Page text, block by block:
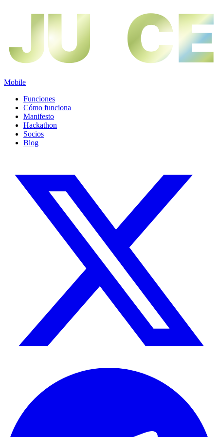
JU CE
JU CE
Mobile
Funciones
Cómo funciona
Manifesto
Hackathon
Socios
Blog